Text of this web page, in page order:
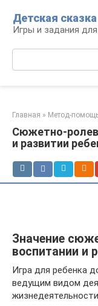
контенту
Детская сказка
Игры и задания
Главная » Метод-
Сюжетно-
и развитии
Значение
воспитании и
Игра для ребенка
ведущим видом